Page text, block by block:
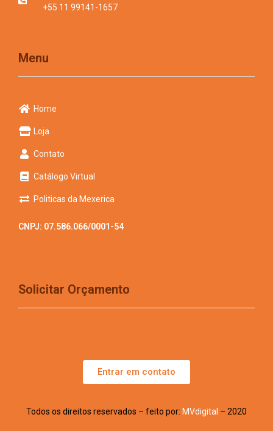
+55 11 99141-1657
Menu
Home
Loja
Contato
Catálogo Virtual
Politicas da Mexerica
CNPJ: 07.586.066/0001-54
Solicitar Orçamento
Entrar em contato
Todos os direitos reservados – feito por: MVdigital – 2020